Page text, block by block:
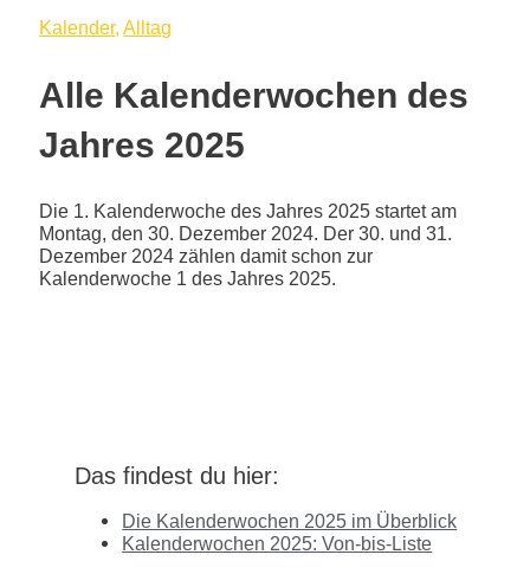
Kalender,Alltag
Alle Kalenderwochen des
Jahres 2025
Die 1. Kalenderwoche des Jahres 2025 startet am
Montag, den 30. Dezember 2024. Der 30. und 31.
Dezember 2024 zählen damit schon zur
Kalenderwoche 1 des Jahres 2025.
Das findest du hier:
Die Kalenderwochen 2025 im Überblick
Kalenderwochen 2025: Von-bis-Liste